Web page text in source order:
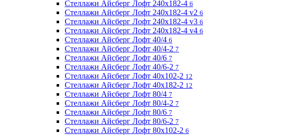
Стеллажи Айсберг Лофт 240х182-4 6
Стеллажи Айсберг Лофт 240х182-4 v2 6
Стеллажи Айсберг Лофт 240х182-4 v3 6
Стеллажи Айсберг Лофт 240х182-4 v4 6
Стеллажи Айсберг Лофт 40/4 6
Стеллажи Айсберг Лофт 40/4-2 7
Стеллажи Айсберг Лофт 40/6 7
Стеллажи Айсберг Лофт 40/6-2 7
Стеллажи Айсберг Лофт 40х102-2 12
Стеллажи Айсберг Лофт 40х182-2 12
Стеллажи Айсберг Лофт 80/4 7
Стеллажи Айсберг Лофт 80/4-2 7
Стеллажи Айсберг Лофт 80/6 7
Стеллажи Айсберг Лофт 80/6-2 7
Стеллажи Айсберг Лофт 80х102-2 6